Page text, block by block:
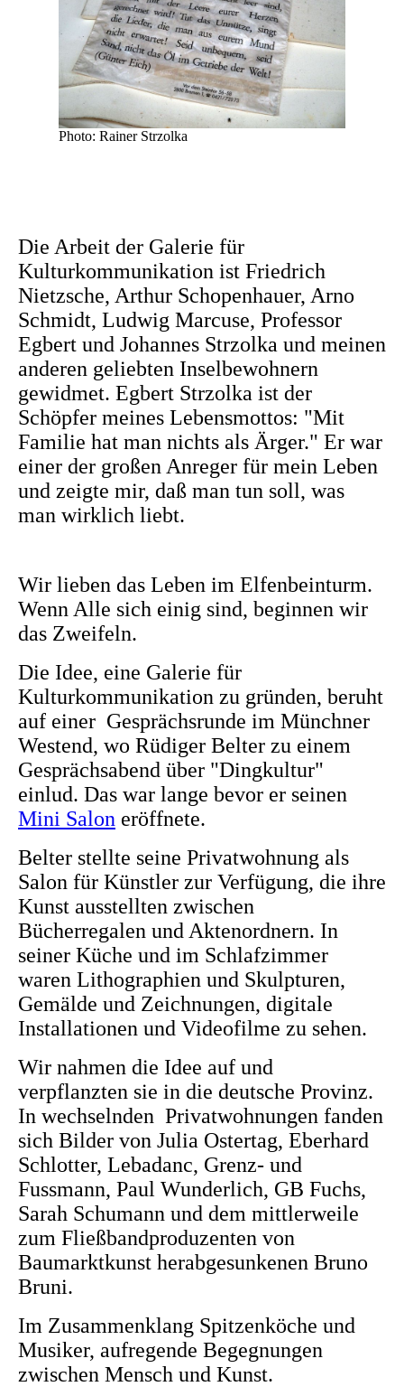
Photo: Rainer Strzolka
Die Arbeit der Galerie für
Kulturkommunikation ist Friedrich
Nietzsche, Arthur Schopenhauer, Arno
Schmidt, Ludwig Marcuse, Professor
Egbert und Johannes Strzolka und meinen
anderen geliebten Inselbewohnern
gewidmet. Egbert Strzolka ist der
Schöpfer meines Lebensmottos: "Mit
Familie hat man nichts als Ärger." Er war
einer der großen Anreger für mein Leben
und zeigte mir, daß man tun soll, was
man wirklich liebt.
Wir lieben das Leben im Elfenbeinturm.
Wenn Alle sich einig sind, beginnen wir
das Zweifeln.
Die Idee, eine Galerie für
Kulturkommunikation zu gründen, beruht
auf einer Gesprächsrunde im Münchner
Westend, wo Rüdiger Belter zu einem
Gesprächsabend über "Dingkultur"
einlud. Das war lange bevor er seinen
Mini Salon eröffnete.
Belter stellte seine Privatwohnung als
Salon für Künstler zur Verfügung, die ihre
Kunst ausstellten zwischen
Bücherregalen und Aktenordnern. In
seiner Küche und im Schlafzimmer
waren Lithographien und Skulpturen,
Gemälde und Zeichnungen, digitale
Installationen und Videofilme zu sehen.
Wir nahmen die Idee auf und
verpflanzten sie in die deutsche Provinz.
In wechselnden Privatwohnungen fanden
sich Bilder von Julia Ostertag, Eberhard
Schlotter, Lebadanc, Grenz- und
Fussmann, Paul Wunderlich, GB Fuchs,
Sarah Schumann und dem mittlerweile
zum Fließbandproduzenten von
Baumarktkunst herabgesunkenen Bruno
Bruni.
Im Zusammenklang Spitzenköche und
Musiker, aufregende Begegnungen
zwischen Mensch und Kunst.